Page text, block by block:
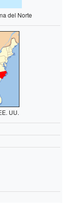
del Norte
UU.